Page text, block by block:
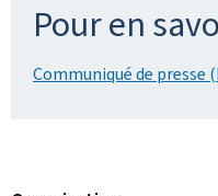
Pour en
Communiqué de presse